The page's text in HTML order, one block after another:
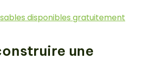
disponibles gratuitement
une